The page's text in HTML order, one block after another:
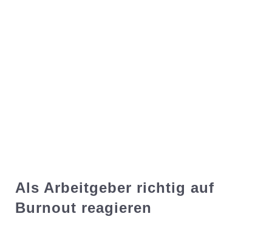
Als Arbeitgeber richtig auf
Burnout reagieren